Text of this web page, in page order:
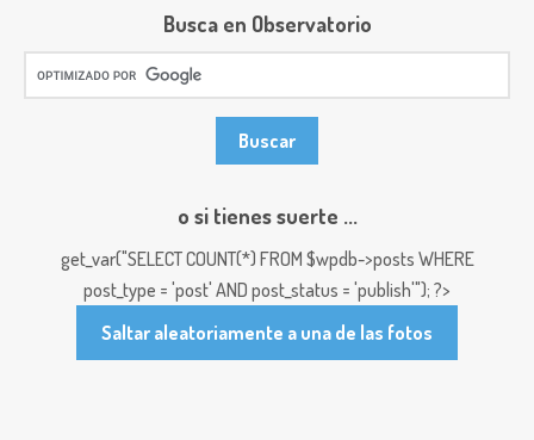
Busca en Observatorio
o si tienes suerte ...
get_var("SELECT COUNT(*) FROM $wpdb->posts WHERE
post_type = 'post' AND post_status = 'publish'"); ?>
Saltar aleatoriamente a una de las fotos